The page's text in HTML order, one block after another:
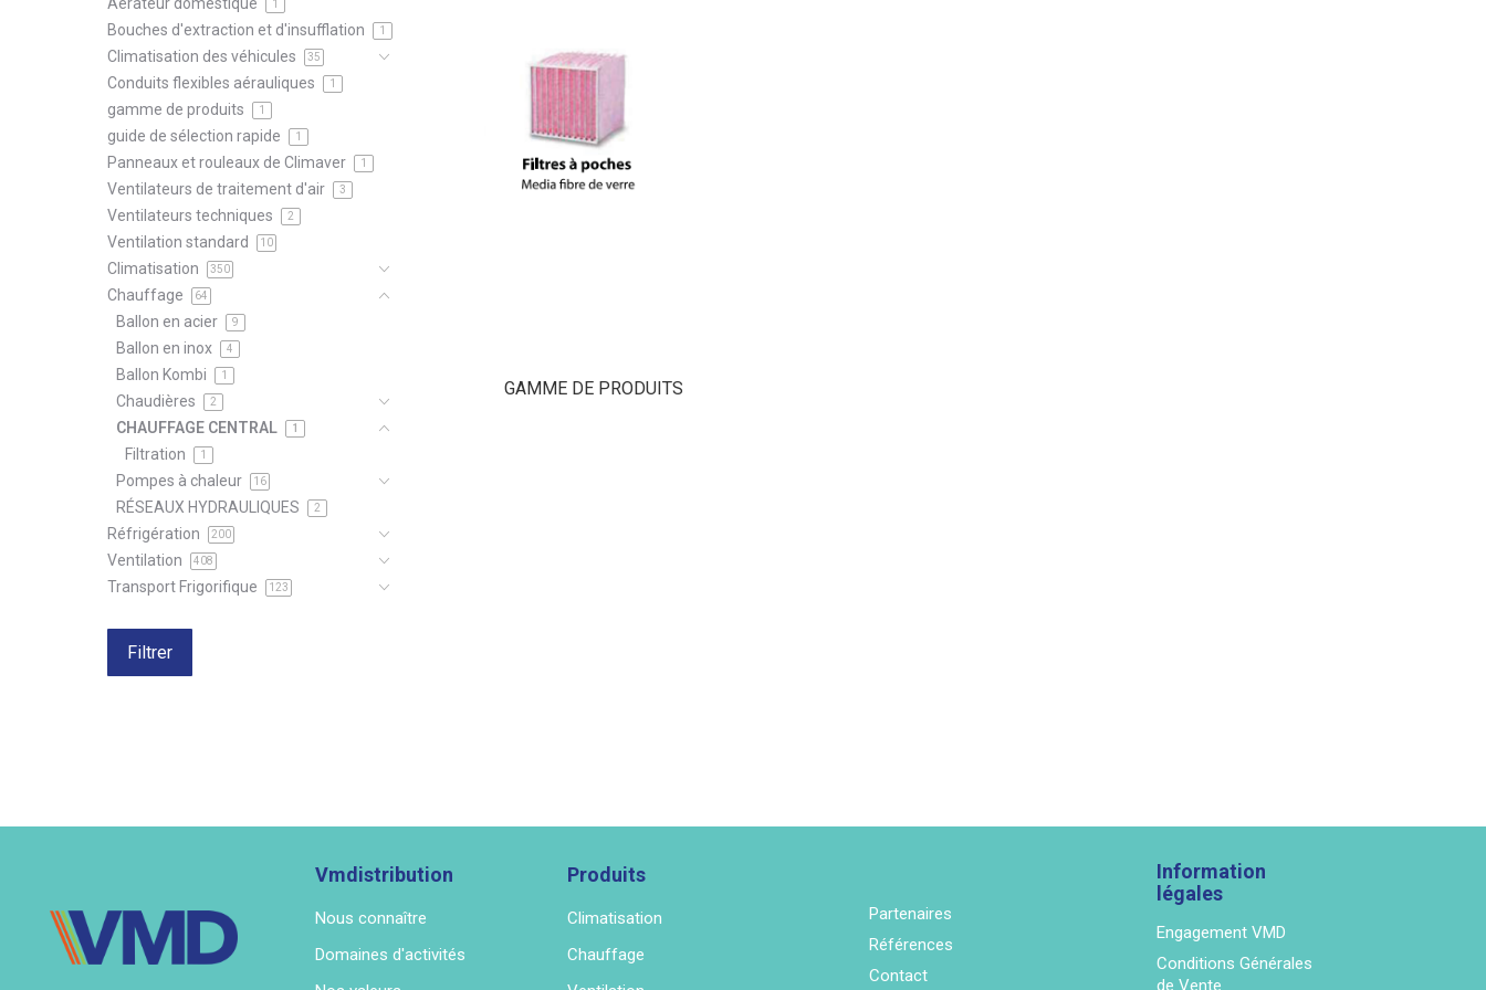
GAMME DE PRODUITS
1
Bouches d'extraction et d'insufflation 1
Climatisation des véhicules 35
Conduits flexibles aérauliques 1
gamme de produits 1
guide de sélection rapide 1
Panneaux et rouleaux de Climaver 1
Ventilateurs de traitement d'air 3
Ventilateurs techniques 2
Ventilation standard 10
Climatisation 350
Chauffage 64
Ballon en acier 9
Ballon en inox 4
Ballon Kombi 1
Chaudières 2
CHAUFFAGE CENTRAL 1
Filtration 1
Pompes à chaleur 16
RÉSEAUX HYDRAULIQUES 2
Réfrigération 200
Ventilation 408
Transport Frigorifique 123
Filtrer
Vmdistribution
Nous connaître
Domaines d'activités
Produits
Climatisation
Chauffage
Partenaires
Références
Contact
Information
légales
Engagement VMD
Conditions Générales
de Vente